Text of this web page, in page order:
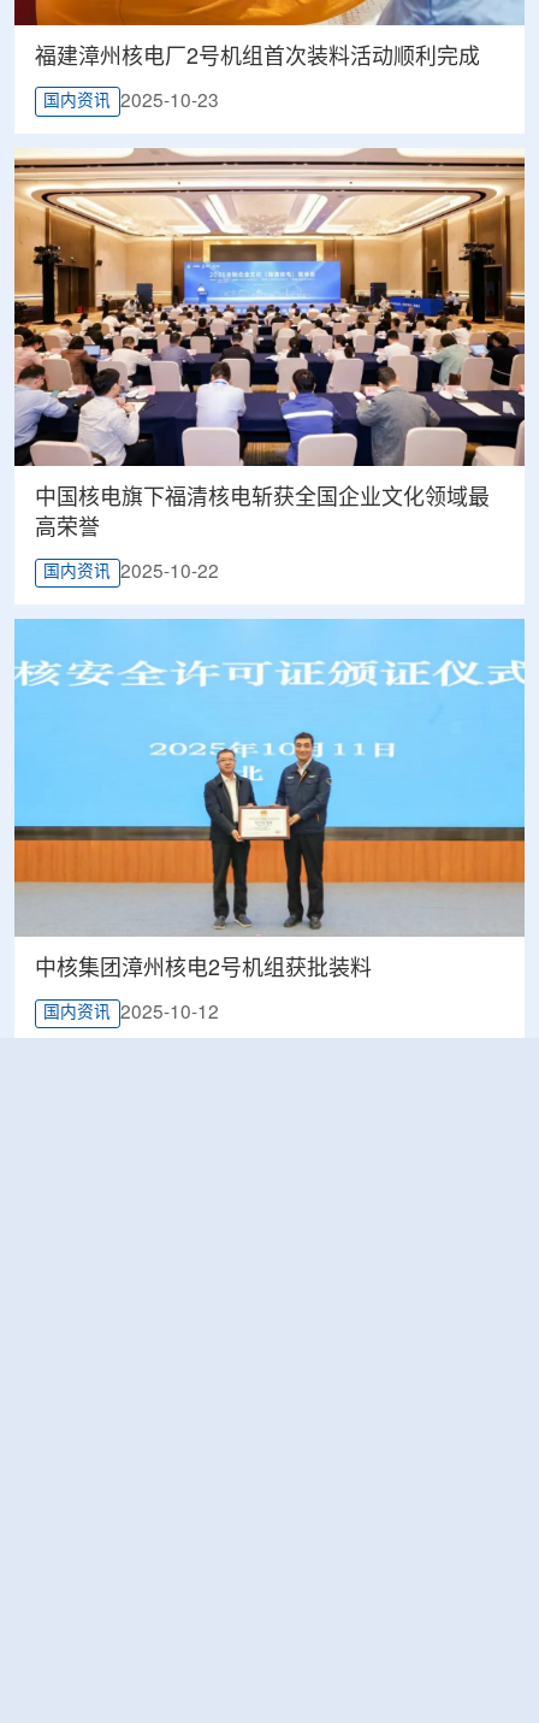
福建漳州核电厂2号机组首次装料活动顺利完成
国内资讯 2025-10-23
中国核电旗下福清核电斩获全国企业文化领域最
高荣誉
国内资讯 2025-10-22
中核集团漳州核电2号机组获批装料
国内资讯 2025-10-12